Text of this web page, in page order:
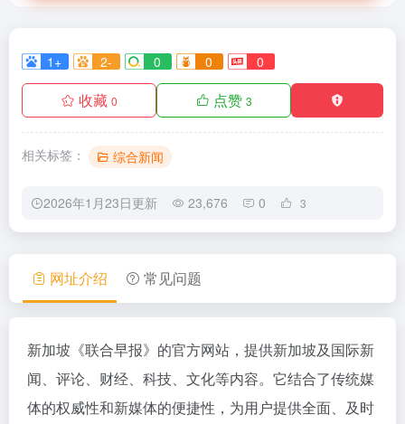
1+ 2- 0 0 0
收藏 0 点赞 3
相关标签： 综合新闻
2026年1月23日更新 23,676 0 3
网址介绍 常见问题
新加坡《联合早报》的官方网站，提供新加坡及国际新
闻、评论、财经、科技、文化等内容。它结合了传统媒
体的权威性和新媒体的便捷性，为用户提供全面、及时